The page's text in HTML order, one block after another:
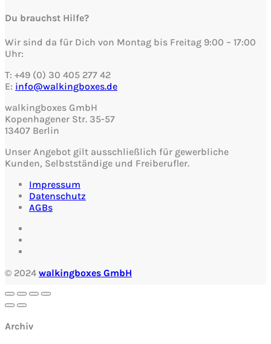
Du brauchst Hilfe?
Wir sind da für Dich von Montag bis Freitag 9:00 – 17:00
Uhr:
T: +49 (0) 30 405 277 42
E: info@walkingboxes.de
walkingboxes GmbH
Kopenhagener Str. 35-57
13407 Berlin
Unser Angebot gilt ausschließlich für gewerbliche
Kunden, Selbstständige und Freiberufler.
Impressum
Datenschutz
AGBs
© 2024 walkingboxes GmbH
Archiv